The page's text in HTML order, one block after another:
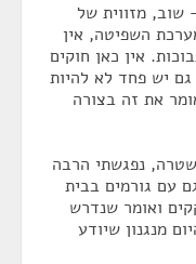
מזווית של
השפיטה, אין
אין כאן חוקים
גם יש פחד לא להיות
את זה בצורה
נפגשתי הרבה
עם גורמים בבית
ואומר שנדרש
מנגנון שיודע